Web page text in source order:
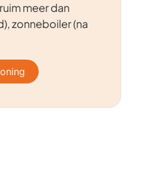
meer dan
zonneboiler (na